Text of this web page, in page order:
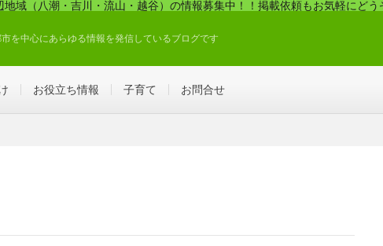
域（八潮・吉川・流山・越谷）の情報募集中！！掲載依頼もお気軽にどう
を中心にあらゆる情報を発信しているブログです
お役立ち情報 子育て お問合せ